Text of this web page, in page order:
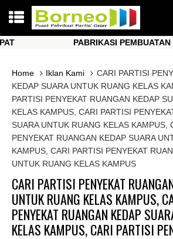
PABRIKASI PEMBUATAN
Home
Iklan Kami
CARI PARTISI
KEDAP SUARA UNTUK RUANG KELAS
PARTISI PENYEKAT RUANGAN KEDAP
KELAS KAMPUS, CARI PARTISI
SUARA UNTUK RUANG KELAS KAMPUS,
PENYEKAT RUANGAN KEDAP SUARA
KAMPUS, CARI PARTISI PENYEKAT
UNTUK RUANG KELAS KAMPUS
CARI PARTISI PENYEKAT
UNTUK RUANG KELAS KAMPUS,
PENYEKAT RUANGAN KEDAP
KELAS KAMPUS, CARI PARTISI